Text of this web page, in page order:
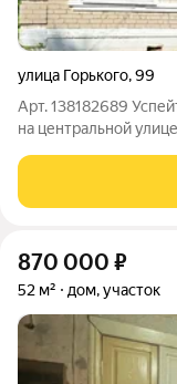
улица Горького,99
Арт. 138182689
на центральной
канализация.
интернет. Баня с газом
870 000 ₽
52 м² дом, участок